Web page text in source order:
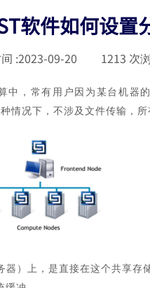
软件如何设置
:2023-09-20 1213 次
中，常有用户因为某台机器
情况下，不涉及文件传输，
器）上，是直接在这个共享